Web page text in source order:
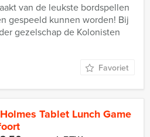
van de leukste bordspellen
gespeeld kunnen worden! Bij
gezelschap de Kolonisten
Favoriet
Tablet Lunch Game